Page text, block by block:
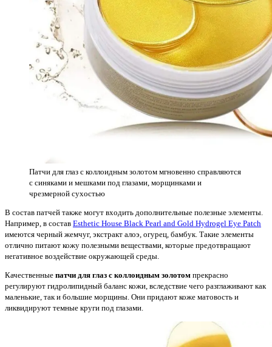
Патчи для глаз с коллоидным золотом мгновенно справляются
с синяками и мешками под глазами, морщинками и
чрезмерной сухостью
В состав патчей также могут входить дополнительные полезные элементы.
Например, в состав Esthetic House Black Pearl and Gold Hydrogel Eye Patch
имеются черный жемчуг, экстракт алоэ, огурец, бамбук. Такие элементы
отлично питают кожу полезными веществами, которые предотвращают
негативное воздействие окружающей среды.
Качественные патчи для глаз с коллоидным золотом прекрасно
регулируют гидролипидный баланс кожи, вследствие чего разглаживают как
маленькие, так и большие морщины. Они придают коже матовость и
ликвидируют темные круги под глазами.